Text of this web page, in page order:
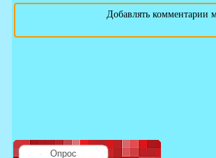
Добавлять комментарии
Опрос